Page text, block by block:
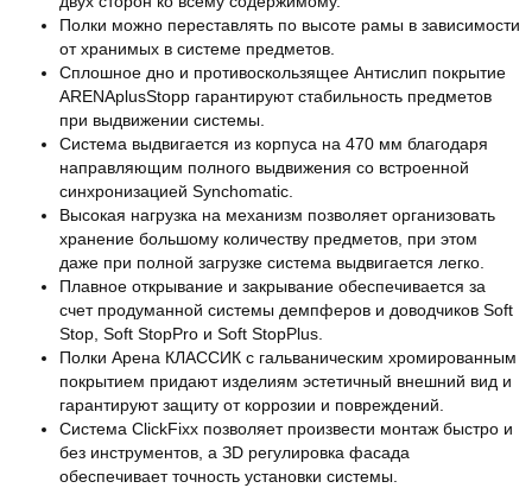
Полки можно переставлять по высоте рамы в зависимости
от хранимых в системе предметов.
Сплошное дно и противоскользящее Антислип покрытие
ARENAplusStopp гарантируют стабильность предметов
при выдвижении системы.
Система выдвигается из корпуса на 470 мм благодаря
направляющим полного выдвижения со встроенной
синхронизацией Synchomatic.
Высокая нагрузка на механизм позволяет организовать
хранение большому количеству предметов, при этом
даже при полной загрузке система выдвигается легко.
Плавное открывание и закрывание обеспечивается за
счет продуманной системы демпферов и доводчиков Soft
Stop, Soft StopPro и Soft StopPlus.
Полки Арена КЛАССИК с гальваническим хромированным
покрытием придают изделиям эстетичный внешний вид и
гарантируют защиту от коррозии и повреждений.
Система ClickFixx позволяет произвести монтаж быстро и
без инструментов, а ЗD регулировка фасада
обеспечивает точность установки системы.